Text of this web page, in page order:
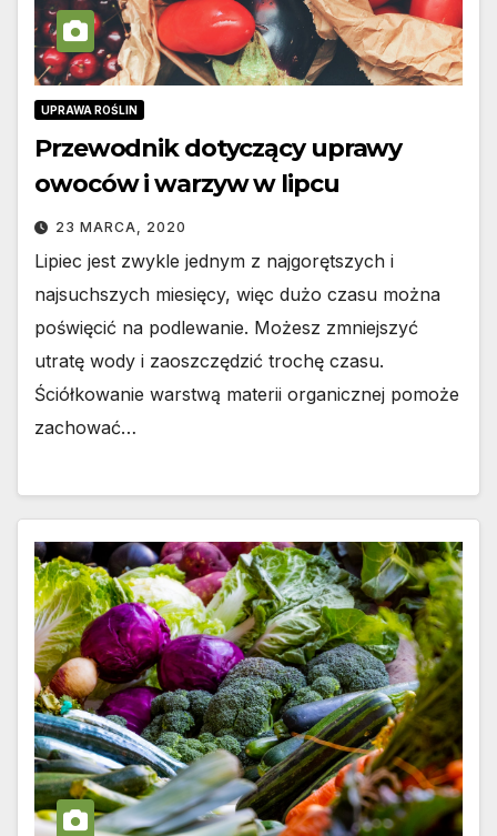
UPRAWA ROŚLIN
Przewodnik dotyczący uprawy
owoców i warzyw w lipcu
23 MARCA, 2020
Lipiec jest zwykle jednym z najgorętszych i
najsuchszych miesięcy, więc dużo czasu można
poświęcić na podlewanie. Możesz zmniejszyć
utratę wody i zaoszczędzić trochę czasu.
Ściółkowanie warstwą materii organicznej pomoże
zachować…